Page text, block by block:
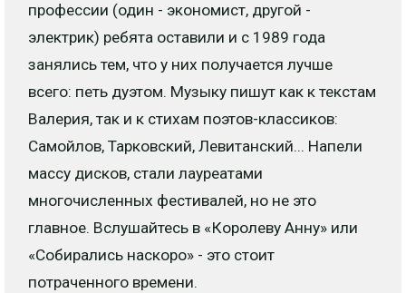
профессии (один - экономист, другой -
электрик) ребята оставили и с 1989 года
занялись тем, что у них получается лучше
всего: петь дуэтом. Музыку пишут как к текстам
Валерия, так и к стихам поэтов-классиков:
Самойлов, Тарковский, Левитанский... Напели
массу дисков, стали лауреатами
многочисленных фестивалей, но не это
главное. Вслушайтесь в «Королеву Анну» или
«Собирались наскоро» - это стоит
потраченного времени.